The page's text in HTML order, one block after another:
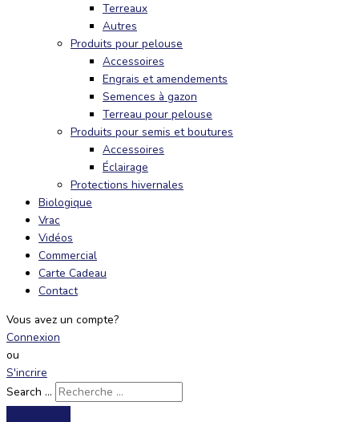
Terreaux
Autres
Produits pour pelouse
Accessoires
Engrais et amendements
Semences à gazon
Terreau pour pelouse
Produits pour semis et boutures
Accessoires
Éclairage
Protections hivernales
Biologique
Vrac
Vidéos
Commercial
Carte Cadeau
Contact
Vous avez un compte?
Connexion
ou
S'incrire
Search ...